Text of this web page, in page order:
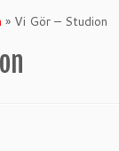
» Vi Gör – Studion